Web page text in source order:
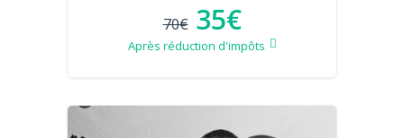
70€ 35€
Après réduction d'impôts